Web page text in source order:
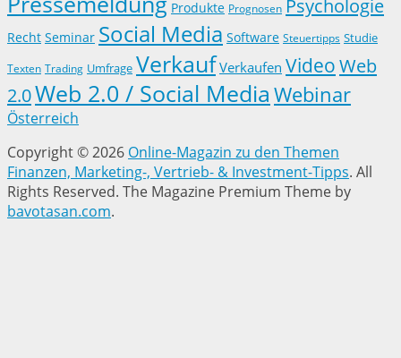
Produkte Prognosen Psychologie
Recht Seminar Social Media Software Steuertipps Studie
Texten Trading Umfrage Verkauf Verkaufen VideoWeb
2.0Web 2.0 / Social Media Webinar
Österreich
Copyright © 2026 Online-Magazin zu den Themen
Finanzen, Marketing-, Vertrieb- & Investment-Tipps. All
Rights Reserved. The Magazine Premium Theme by
bavotasan.com.